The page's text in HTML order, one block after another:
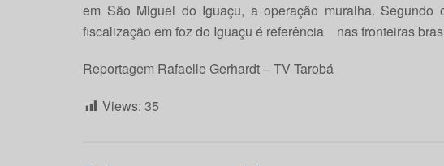
em São Miguel do Iguaçu, a operação muralha. Segundo
fiscalização em foz do Iguaçu é referência nas fronteiras
Reportagem Rafaelle Gerhardt – TV Tarobá
Views: 35